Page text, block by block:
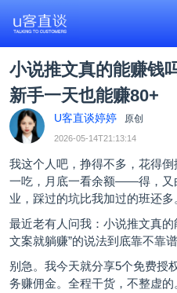
小说推文真的能赚钱
新手一天也能赚80+
U客直谈婷婷 原创
2026-05-14T21:13:14
我这个人吧，挣得不多，花得
一吃，月底一看余额——得，又
业，踩过的坑比我加过的班还多
最近老有人问我： 小说推文真的
文案就躺赚”的说法到底靠不靠
别急。我今天就分享5个免费授
务赚佣金。全程干货，不整虚的